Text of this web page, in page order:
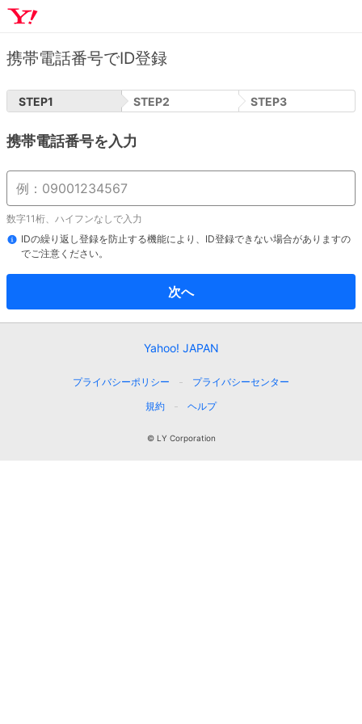
携帯電話番号でID登録
STEP1 STEP2 STEP3
携帯電話番号を入力
数字11桁、ハイフンなしで入力
IDの繰り返し登録を防止する機能により、ID登録できない場合がありますの
でご注意ください。
次へ
Yahoo! JAPAN
プライバシーポリシー
プライバシーセンター
規約
ヘルプ
© LY Corporation